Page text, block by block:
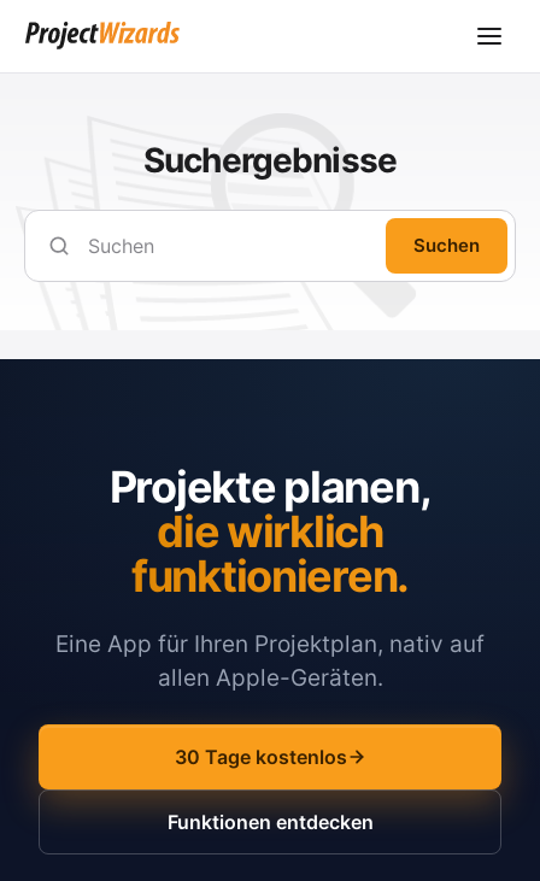
Suchergebnisse
Suchen
Projekte planen,
die wirklich
funktionieren.
Eine App für Ihren Projektplan, nativ auf
allen Apple-Geräten.
30 Tage kostenlos
Funktionen entdecken